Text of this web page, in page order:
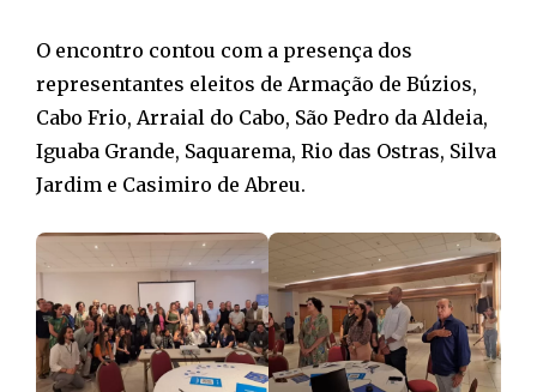
O encontro contou com a presença dos
representantes eleitos de Armação de Búzios,
Cabo Frio, Arraial do Cabo, São Pedro da Aldeia,
Iguaba Grande, Saquarema, Rio das Ostras, Silva
Jardim e Casimiro de Abreu.